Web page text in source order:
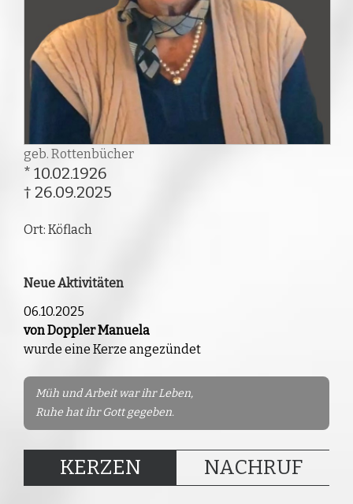
geb. Rottenbücher
* 10.02.1926
† 26.09.2025
Ort: Köflach
Neue Aktivitäten
06.10.2025
von Doppler Manuela
wurde eine Kerze angezündet
Müh und Arbeit war ihr Leben,
Ruhe hat ihr Gott gegeben.
KERZEN NACHRUF